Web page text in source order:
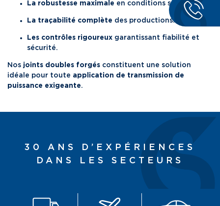
La robustesse maximale en conditions sévères.
La traçabilité complète des productions.
Les contrôles rigoureux garantissant fiabilité et
sécurité.
Nos joints doubles forgés constituent une solution
idéale pour toute application de transmission de
puissance exigeante.
30 ANS D’EXPÉRIENCES
DANS LES SECTEURS